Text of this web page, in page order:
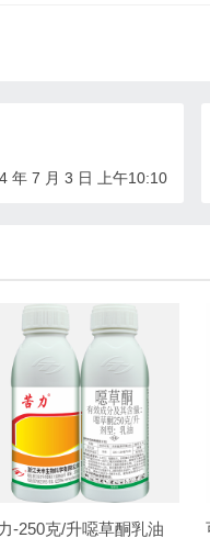
年 7 月 3 日 上午10:10
-250克/升噁草酮乳油